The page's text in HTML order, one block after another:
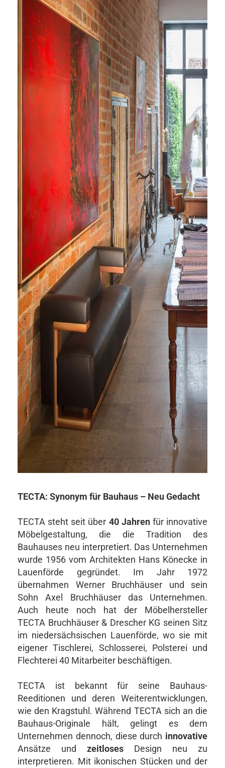
TECTA: Synonym für Bauhaus – Neu Gedacht
TECTA steht seit über 40 Jahrenfür innovative
Möbelgestaltung, die die Tradition des
Bauhauses neu interpretiert. Das Unternehmen
wurde 1956 vom Architekten Hans Könecke in
Lauenförde gegründet. Im Jahr 1972
übernahmen Werner Bruchhäuser und sein
Sohn Axel Bruchhäuser das Unternehmen.
Auch heute noch hat der Möbelhersteller
TECTA Bruchhäuser & Drescher KG seinen Sitz
im niedersächsischen Lauenförde, wo sie mit
eigener Tischlerei, Schlosserei, Polsterei und
Flechterei 40 Mitarbeiter beschäftigen.
TECTA ist bekannt für seine Bauhaus-
Reeditionen und deren Weiterentwicklungen,
wie den Kragstuhl. Während TECTA sich an die
Bauhaus-Originale hält, gelingt es dem
Unternehmen dennoch, diese durch innovative
Ansätze und zeitloses Design neu zu
interpretieren. Mit ikonischen Stücken und der